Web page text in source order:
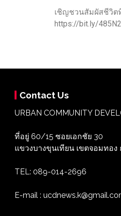
เชิญชวนสัมผัสชีวิต
https://bit.ly/
Contact Us
URBAN COMMUNITY
ที่อยู่ 60/15 ซอยเอกชัย 30
แขวงบางขุนเทียน เขตจอมทอง
TEL: 089-014-2696
E-mail :